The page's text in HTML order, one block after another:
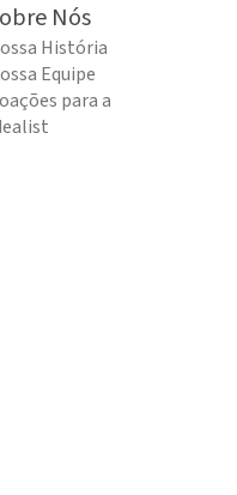
Nós
História
Equipe
para a